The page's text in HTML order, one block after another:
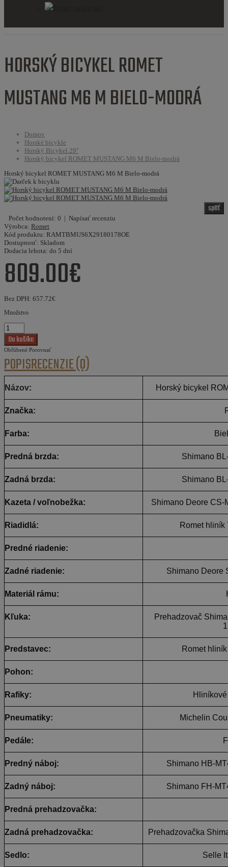
HORSKÝ BICYKEL ROMET
MUSTANG M6 M BIELO-MODRÁ
Domov
Horské bicykle
Horský Bicykel 29''
Horský bicykel ROMET MUSTANG M6 M Bielo-modrá
Horský bicykel ROMET MUSTANG M6 M Bielo-modrá
späť
Počet hodnotení: 0 | Napísať recenziu
Výrobca: Romet
Kód produktu: RAMTBMUS6X29180178OE
Dostupnosť: Skladom
Dodacia lehota: do 5 dní
809.00€
Bez DPH: 657.72€
Množstvo
Obľúbené Porovnať
POPISRECENZIE (0)
Názov: Horský bicykel
Značka:
Farba:
Predná brzda: Shimano
Zadná brzda: Shimano
Kazeta / voľnobežka: Shimano Deore CS-
Riadidlá: Romet hliník
Predné riadenie:
Zadné riadenie: Shimano Deore
Materiál rámu:
Kľuka:
Prehadzovač
Predstavec: Romet
Pohon:
Rafiky:
Pneumatiky: Michelin
Pedále:
Predný náboj: Shimano HB-
Zadný náboj: Shimano FH-
Predná prehadzovačka:
Zadná prehadzovačka: Prehadzovačka
Sedlo: Selle